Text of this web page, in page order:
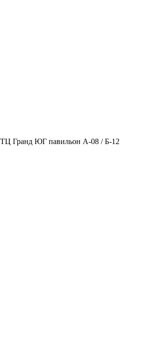
ТЦ Гранд ЮГ павильон А-08 / Б-12